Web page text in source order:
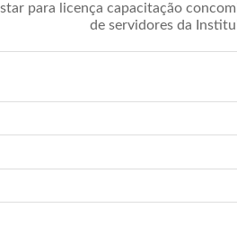
para licença capacitação
de servidores da